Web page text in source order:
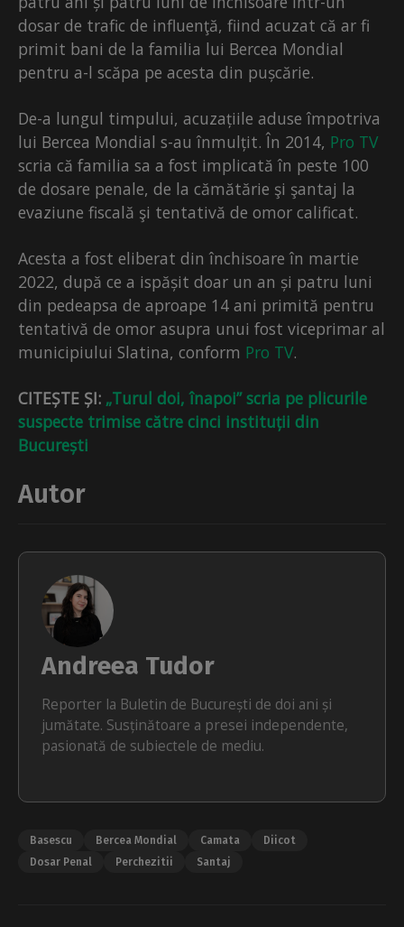
dosar de trafic de influenţă, fiind acuzat că ar fi
primit bani de la familia lui Bercea Mondial
pentru a-l scăpa pe acesta din pușcărie.
De-a lungul timpului, acuzațiile aduse împotriva
lui Bercea Mondial s-au înmulțit. În 2014, Pro TV
scria că familia sa a fost implicată în peste 100
de dosare penale, de la cămătărie şi şantaj la
evaziune fiscală şi tentativă de omor calificat.
Acesta a fost eliberat din închisoare în martie
2022, după ce a ispășit doar un an și patru luni
din pedeapsa de aproape 14 ani primită pentru
tentativă de omor asupra unui fost viceprimar al
municipiului Slatina, conform Pro TV.
CITEȘTE ȘI: „Turul doi, înapoi” scria pe plicurile
suspecte trimise către cinci instituții din
București
Autor
Andreea Tudor
Reporter la Buletin de București de doi ani și
jumătate. Susținătoare a presei independente,
pasionată de subiectele de mediu.
Basescu Bercea Mondial Camata
Diicot
Dosar Penal
Perchezitii Santaj